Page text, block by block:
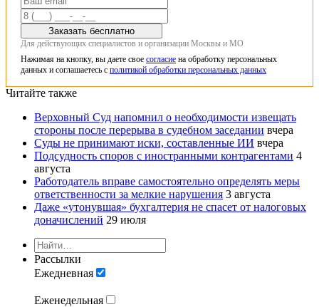
Заказать бесплатно
Для действующих специалистов и организации Москвы и МО
Нажимая на кнопку, вы даете свое согласие на обработку персональных
данных и соглашаетесь с политикой обработки персональных данных
Читайте также
Верховный Суд напомнил о необходимости извещать
стороны после перерыва в судебном заседании вчера
Суды не принимают иски, составленные ИИ вчера
Подсудность споров с иностранными контрагентами 4
августа
Работодатель вправе самостоятельно определять меры
ответственности за мелкие нарушения 3 августа
Даже «утонувшая» бухгалтерия не спасет от налоговых
доначислений 29 июля
Рассылки
Ежедневная
Еженедельная